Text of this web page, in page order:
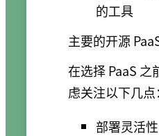
的工具
主要的开源
在选择 PaaS 之
虑关注以下几点：
部署灵活性